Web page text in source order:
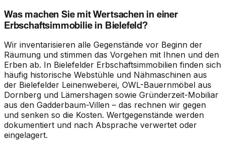
Was machen Sie mit Wertsachen in einer
Erbschaftsimmobilie in Bielefeld?
Wir inventarisieren alle Gegenstände vor Beginn der
Räumung und stimmen das Vorgehen mit Ihnen und den
Erben ab. In Bielefelder Erbschaftsimmobilien finden sich
häufig historische Webstühle und Nähmaschinen aus
der Bielefelder Leinenweberei, OWL-Bauernmöbel aus
Dornberg und Lämershagen sowie Gründerzeit-Mobiliar
aus den Gadderbaum-Villen – das rechnen wir gegen
und senken so die Kosten. Wertgegenstände werden
dokumentiert und nach Absprache verwertet oder
eingelagert.